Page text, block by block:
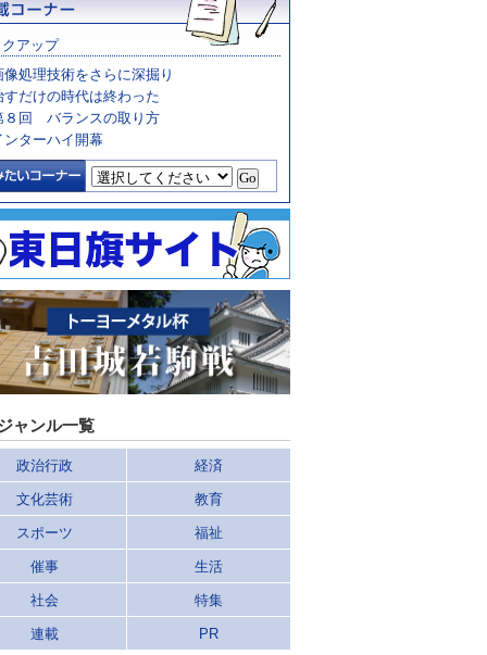
アップ
像処理技術をさらに深掘り
すだけの時代は終わった
８回 バランスの取り方
ンターハイ開幕
ャンル一覧
政治行政 経済
文化芸術 教育
スポーツ 福祉
催事 生活
社会 特集
連載 PR